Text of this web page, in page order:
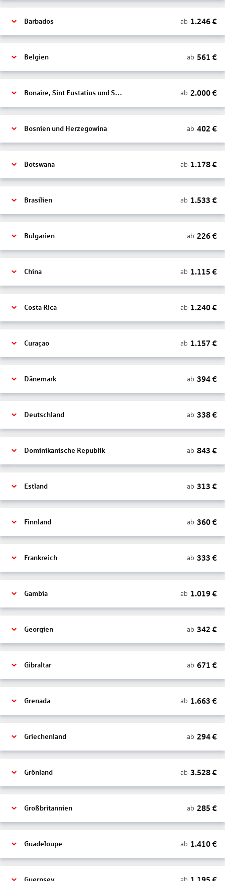
Barbados ab 1.246€
Belgien ab 561 €
Bonaire, Sint Eustatius und Saba ab 2.000€
Bosnien und Herzegowina ab 402 €
Botswana ab 1.178€
Brasilien ab 1.533 €
Bulgarien ab 226€
China ab 1.115 €
Costa Rica ab 1.240€
Curaçao ab 1.157 €
Dänemark ab 394€
Deutschland ab 338€
Dominikanische Republik ab 843 €
Estland ab 313 €
Finnland ab 360€
Frankreich ab 333 €
Gambia ab 1.019€
Georgien ab 342 €
Gibraltar ab 671 €
Grenada ab 1.663 €
Griechenland ab 294€
Grönland ab 3.528€
Großbritannien ab 285 €
Guadeloupe ab 1.410€
ab